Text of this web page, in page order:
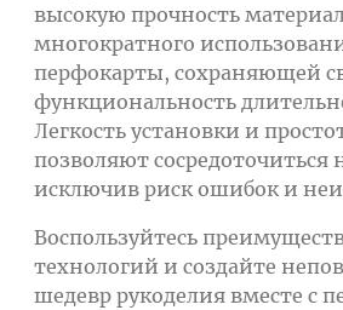
высокую прочность
многократного
перфокарты, сохраняющей
функциональность
Легкость установки и
позволяют сосредоточиться
исключив риск ошибок и
Воспользуйтесь
технологий и создайте
шедевр рукоделия вместе с